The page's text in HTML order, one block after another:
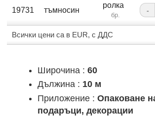
19731 тъмносин
ролка
бр.
-
Всички цени са в EUR, с ДДС
Широчина : 60
Дължина : 10 м
Приложение : Опаковане
подаръци, декорации